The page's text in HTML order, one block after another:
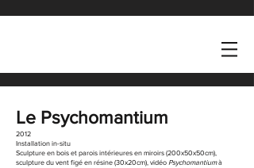
Le Psychomantium
2012
Installation in-situ
Sculpture en bois et parois intérieures en miroirs (200x50x50cm),
sculpture du vent figé en résine (30x20cm), vidéo Psychomantiumà